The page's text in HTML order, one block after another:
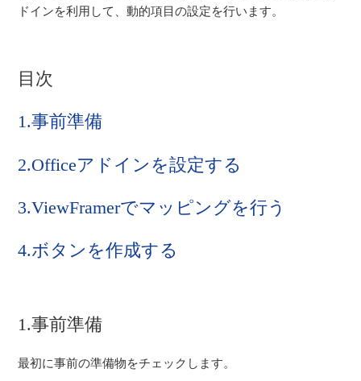
ドインを利用して、動的項目の設定を行います。
目次
1.事前準備
2.Officeアドインを設定する
3.ViewFramerでマッピングを行う
4.ボタンを作成する
1.事前準備
最初に事前の準備物をチェックします。